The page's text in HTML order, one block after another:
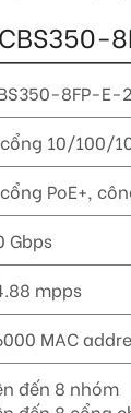
8FP-E-
10/100/
PoE+,
Gbps
mpps
MAC
đến 8 nhóm